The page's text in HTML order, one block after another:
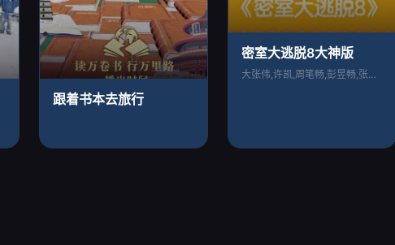
跟着书本去旅行
密室大逃脱8大神版
大张伟,许凯,周笔畅,彭昱畅,张真源